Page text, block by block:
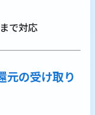
で対応
元の受け取り